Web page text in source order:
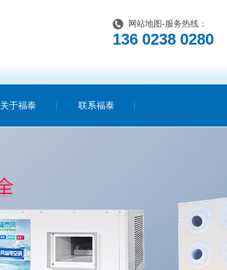
网站地图 -服务热线：
136 0238 0280
关于福泰 联系福泰